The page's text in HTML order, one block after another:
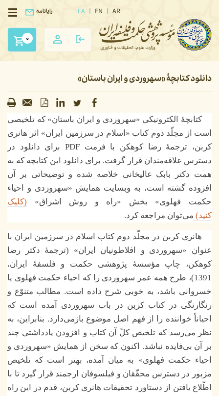
FA EN AR رایانامه
0
دانلود کتابچۀ «سهروردی و ایران باستان»
کتابچۀ الکترونیکی «سهروردی و ایران باستان» که تلخیصی
است از مجلّد دوم کتاب «اسلام در سرزمین ایران» اثر هانری
کربن، ترجمۀ رضا کوهکن با فرمت PDF برای دانلود در
دسترس علاقه‌مندان قرار گرفت. برای دانلود این کتابچه که به
همت دکتر بابک عالیخانی خلاصه شده و توضیحاتی بر آن
افزوده گشته است، به وبسایت همایش «سهروردی و احیاء
حکمت فهلوی» بخش «راه و روش اشراق» (کلیک
کنید) می‌توان مراجعه کرد.
هانری کربن در مجلّد دوم کتاب اسلام در سرزمین ایران با
عنوان «سهروردی و افلاطونیان ایران» (ترجمۀ دکتر رضا
کوهکن، چاپ مؤسسۀ پژوهشی حکمت و فلسفۀ ایران،
1391)، طرح همه عمر سهروردی را که احیاء حکمت فهلوی یا
خسروانی باشد، به خوبی شرح داده است. مطالب متنوّع و
رنگارنگی در کتاب کربن در باب سهروردی آمده است که
احیاناً خواننده را از فهم اصل موضوع بازمی‌دارد. بنابراین، به
نظر می‌رسد که تلخیص کلّ آن کتاب و افزودن یادداشتی چند
بر آن بی‌فایده نباشد. اکنون که سخن از همایش «سهروردی و
احیاء حکمت فهلوی» به میان آمده، بهتر است که تلخیص
مزبور در دسترس محقّقان و فیلسوفان ارجمند قرار گیرد تا با
اطّلاع یافتن از دستاورد تحقیقات هانری کربن، قدم در این راه